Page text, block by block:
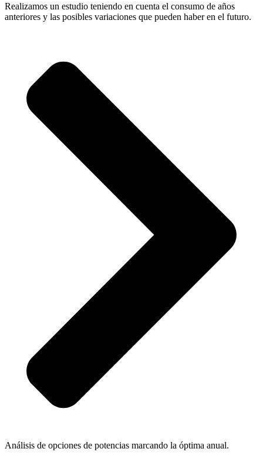
Realizamos un estudio teniendo en cuenta el consumo de años
anteriores y las posibles variaciones que pueden haber en el futuro.
Análisis de opciones de potencias marcando la óptima anual.